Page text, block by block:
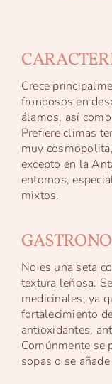
Crece
frondosos en
álamos, así
Prefiere climas
muy
excepto en la
entornos,
mixtos.
No es una seta
textura leñosa.
medicinales, ya
fortalecimiento
antioxidantes,
Comúnmente se
sopas o se